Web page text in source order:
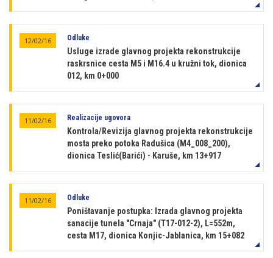
12/02/16 Odluke
Usluge izrade glavnog projekta rekonstrukcije
raskrsnice cesta M5 i M16.4 u kružni tok, dionica
012, km 0+000
11/02/16 Realizacije ugovora
Kontrola/Revizija glavnog projekta rekonstrukcije
mosta preko potoka Radušica (M4_008_200),
dionica Teslić(Barići) - Karuše, km 13+917
11/02/16 Odluke
Poništavanje postupka: Izrada glavnog projekta
sanacije tunela "Crnaja" (T17-012-2), L=552m,
cesta M17, dionica Konjic-Jablanica, km 15+082